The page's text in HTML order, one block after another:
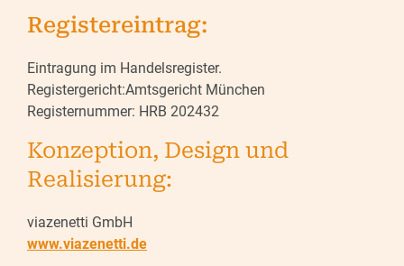
Registereintrag:
Eintragung im Handelsregister.
Registergericht:Amtsgericht München
Registernummer: HRB 202432
Konzeption, Design und
Realisierung:
viazenetti GmbH
www.viazenetti.de